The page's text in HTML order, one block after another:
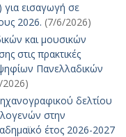
εισαγωγή σε
2026. (7/6/2026)
και μουσικών
στις πρακτικές
Πανελλαδικών
2026)
δελτίου
στην
έτος 2026-2027